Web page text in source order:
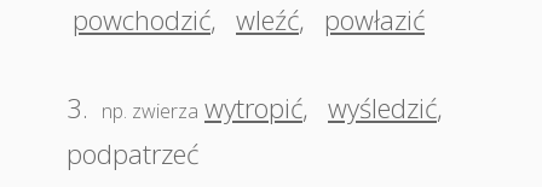
powchodzić, wleźć, powłazić
3. np. zwierza wytropić, wyśledzić,
podpatrzeć